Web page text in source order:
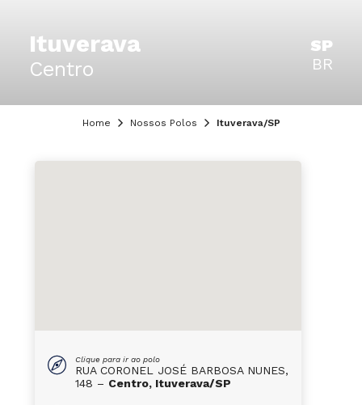
Ituverava
Centro
SP
BR
Home Nossos Polos Ituverava/SP
Clique para ir ao polo
RUA CORONEL JOSÉ BARBOSA NUNES,
148 – Centro, Ituverava/SP